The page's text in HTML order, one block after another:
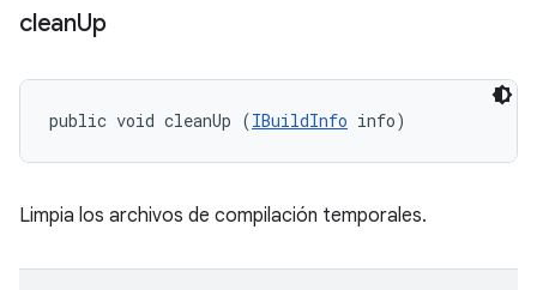
cleanUp
public void cleanUp (IBuildInfo info)
Limpia los archivos de compilación temporales.